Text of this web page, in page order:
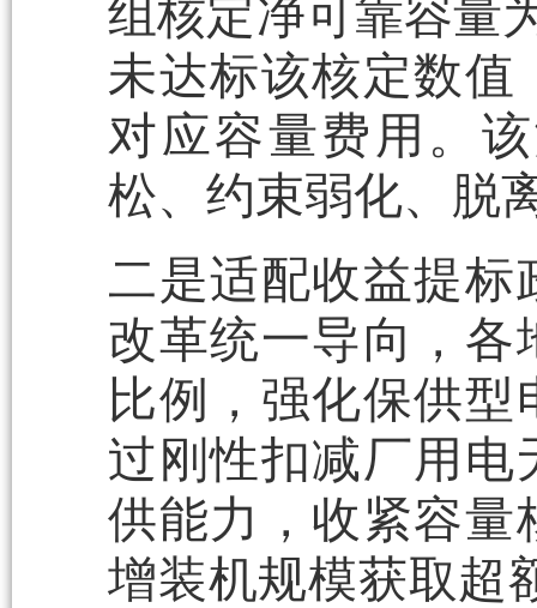
组核定净可靠容量
未达标该核定数
对应容量费用。
松、约束弱化、脱
二是适配收益提标
改革统一导向，各
比例，强化保供
过刚性扣减厂用电
供能力，收紧容量
增装机规模获取超